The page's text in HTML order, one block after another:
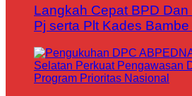
Langkah Cepat BPD
Pj serta Plt Kades